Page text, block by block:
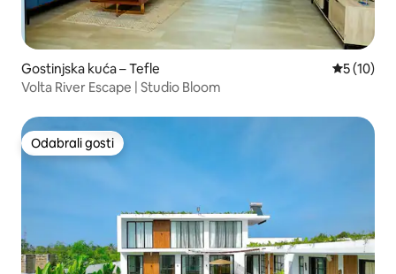
Gostinjska kuća – Tefle Prosječna
5 (10)
Volta River Escape | Studio Bloom
Odabrali gosti
Odabrali gosti